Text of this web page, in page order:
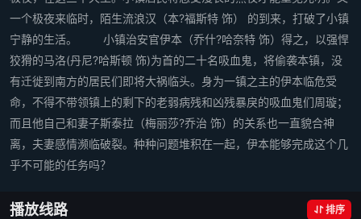
一个极夜来临时，陌生流浪汉（本?福斯特 饰） 的到来，打破了小镇
宁静的生活。 小镇治安官伊本（乔什?哈奈特 饰）得之，以强悍
狡猾的马洛(丹尼?哈斯顿 饰)为首的二十名吸血鬼，将偷袭本镇，没
有迁徙到南方的居民们即将大祸临头。身为一镇之主的伊本临危受
命，不得不带领镇上的剩下的老弱病残和凶残暴戾的吸血鬼们周璇；
而且他自己和妻子斯泰拉（梅丽莎?乔治 饰）的关系也一直貌合神
离，夫妻感情濒临破裂。种种问题堆积在一起，伊本能够完成这个几
乎不可能的任务吗？
播放线路 排序